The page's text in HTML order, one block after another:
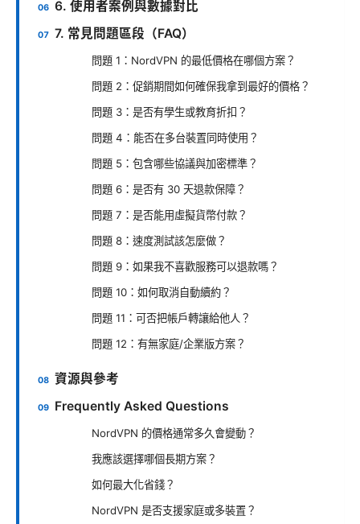
6. 使用者案例與數據對比
7. 常見問題區段（FAQ）
問題 1：NordVPN 的最低價格在哪個方案？
問題 2：促銷期間如何確保我拿到最好的價格？
問題 3：是否有學生或教育折扣？
問題 4：能否在多台裝置同時使用？
問題 5：包含哪些協議與加密標準？
問題 6：是否有 30 天退款保障？
問題 7：是否能用虛擬貨幣付款？
問題 8：速度測試該怎麼做？
問題 9：如果我不喜歡服務可以退款嗎？
問題 10：如何取消自動續約？
問題 11：可否把帳戶轉讓給他人？
問題 12：有無家庭/企業版方案？
資源與參考
Frequently Asked Questions
NordVPN 的價格通常多久會變動？
我應該選擇哪個長期方案？
如何最大化省錢？
NordVPN 是否支援家庭或多裝置？